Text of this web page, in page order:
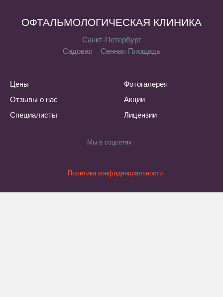
ОФТАЛЬМОЛОГИЧЕСКАЯ КЛИНИКА
Санкт-Петербург
Садовая
Сенная Площадь
Цены
Отзывы о нас
Специалисты
Фотогалерея
Акции
Лицензии
Мы в соцсетях
Политика конфиденциальности